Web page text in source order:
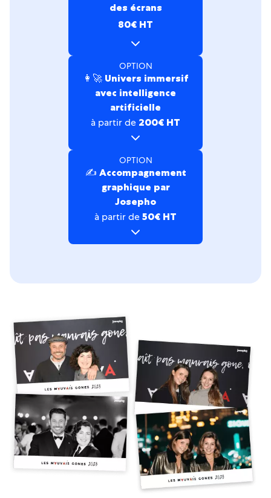
des écrans
80€ HT
OPTION
👩‍🚀 Univers immersif
avec intelligence
artificielle
à partir de 200€ HT
OPTION
✍️ Accompagnement
graphique par
Josepho
à partir de50€ HT